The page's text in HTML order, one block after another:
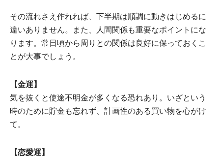
その流れさえ作れれば、下半期は順調に動きはじめるに
違いありません。また、人間関係も重要なポイントにな
ります。常日頃から周りとの関係は良好に保っておくこ
とが大事でしょう。
【金運】
気を抜くと使途不明金が多くなる恐れあり。いざという
時のために貯金も忘れず、計画性のある買い物を心がけ
て。
【恋愛運】